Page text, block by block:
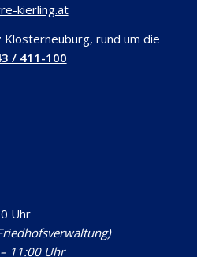
kierling.at
Klosterneuburg, rund um die
/ 411-100
Uhr
11:00 Uhr